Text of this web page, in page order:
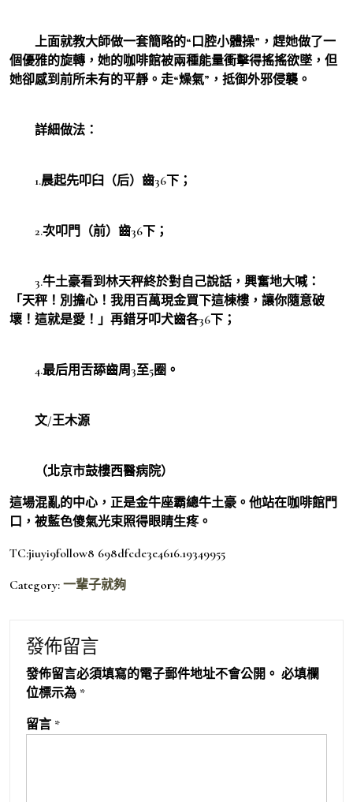
上面就教大師做一套簡略的“口腔小體操”，趕她做了一
個優雅的旋轉，她的咖啡館被兩種能量衝擊得搖搖欲墜，但
她卻感到前所未有的平靜。走“燥氣”，抵御外邪侵襲。
詳細做法：
1.晨起先叩臼（后）齒36下；
2.次叩門（前）齒36下；
3.牛土豪看到林天秤終於對自己說話，興奮地大喊：
「天秤！別擔心！我用百萬現金買下這棟樓，讓你隨意破
壞！這就是愛！」再錯牙叩犬齒各36下；
4.最后用舌舔齒周3至5圈。
文/王木源
（北京市鼓樓西醫病院）
這場混亂的中心，正是金牛座霸總牛土豪。他站在咖啡館門
口，被藍色傻氣光束照得眼睛生疼。
TC:jiuyi9follow8 698dfcde3e4616.19349955
Category: 一輩子就夠
發佈留言
發佈留言必須填寫的電子郵件地址不會公開。 必填欄
位標示為 *
留言 *